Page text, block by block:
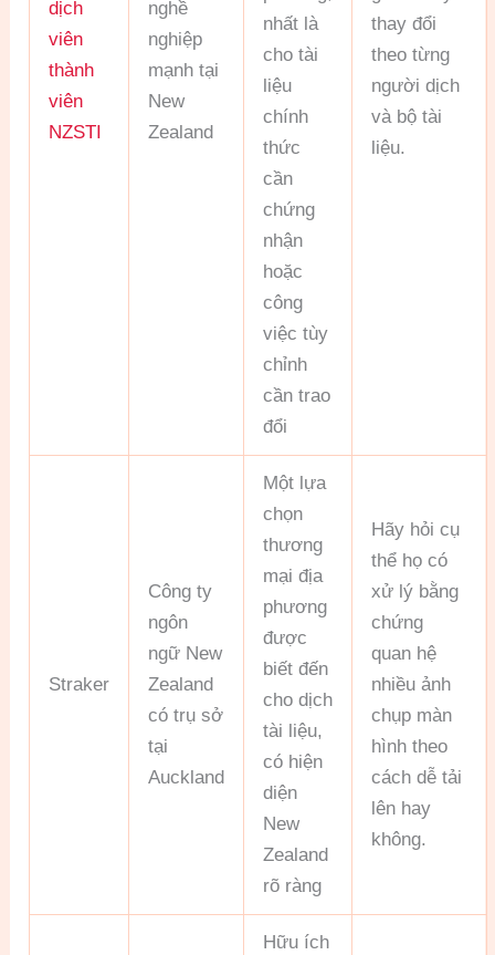
dịch
viên
thành
viên
NZSTI
nghề
nghiệp
mạnh tại
New
Zealand
nhất là
cho tài
liệu
chính
thức
cần
chứng
nhận
hoặc
công
việc tùy
chỉnh
cần trao
đổi
thay đổi
theo từng
người dịch
và bộ tài
liệu.
Straker
Công ty
ngôn
ngữ New
Zealand
có trụ sở
tại
Auckland
Một lựa
chọn
thương
mại địa
phương
được
biết đến
cho dịch
tài liệu,
có hiện
diện
New
Zealand
rõ ràng
Hãy hỏi cụ
thể họ có
xử lý bằng
chứng
quan hệ
nhiều ảnh
chụp màn
hình theo
cách dễ tải
lên hay
không.
Hữu ích